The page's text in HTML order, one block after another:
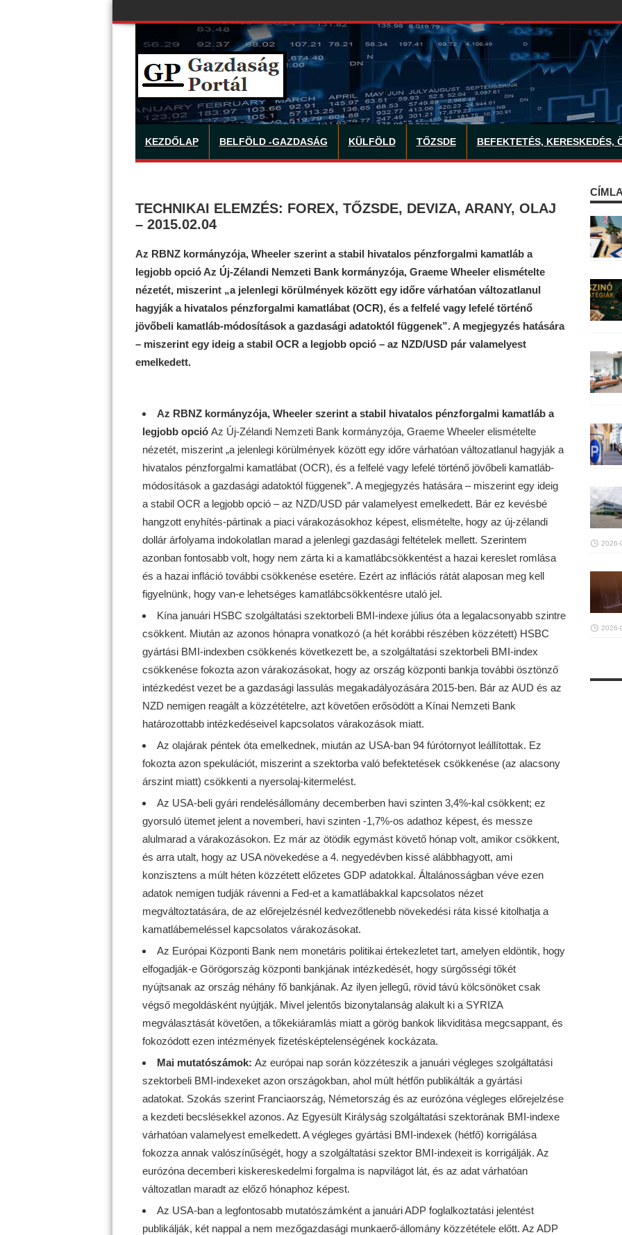
KEZDŐLAP BELFÖLD -GAZDASÁG KÜLFÖLD TŐZSDE BEFEKTETÉS, KERESKEDÉS,
TECHNIKAI ELEMZÉS: FOREX, TŐZSDE, DEVIZA, ARANY, OLAJ
– 2015.02.04
Az RBNZ kormányzója, Wheeler szerint a stabil hivatalos pénzforgalmi kamatláb a
legjobb opció Az Új-Zélandi Nemzeti Bank kormányzója, Graeme Wheeler elismételte
nézetét, miszerint „a jelenlegi körülmények között egy időre várhatóan változatlanul
hagyják a hivatalos pénzforgalmi kamatlábat (OCR), és a felfelé vagy lefelé történő
jövőbeli kamatláb-módosítások a gazdasági adatoktól függenek”. A megjegyzés hatására
– miszerint egy ideig a stabil OCR a legjobb opció – az NZD/USD pár valamelyest
emelkedett.
Az RBNZ kormányzója, Wheeler szerint a stabil hivatalos pénzforgalmi kamatláb a
legjobb opció Az Új-Zélandi Nemzeti Bank kormányzója, Graeme Wheeler elismételte
nézetét, miszerint „a jelenlegi körülmények között egy időre várhatóan változatlanul hagyják a
hivatalos pénzforgalmi kamatlábat (OCR), és a felfelé vagy lefelé történő jövőbeli kamatláb-
módosítások a gazdasági adatoktól függenek”. A megjegyzés hatására – miszerint egy ideig
a stabil OCR a legjobb opció – az NZD/USD pár valamelyest emelkedett. Bár ez kevésbé
hangzott enyhítés-pártinak a piaci várakozásokhoz képest, elismételte, hogy az új-zélandi
dollár árfolyama indokolatlan marad a jelenlegi gazdasági feltételek mellett. Szerintem
azonban fontosabb volt, hogy nem zárta ki a kamatlábcsökkentést a hazai kereslet romlása
és a hazai infláció további csökkenése esetére. Ezért az inflációs rátát alaposan meg kell
figyelnünk, hogy van-e lehetséges kamatlábcsökkentésre utaló jel.
Kína januári HSBC szolgáltatási szektorbeli BMI-indexe július óta a legalacsonyabb szintre
csökkent. Miután az azonos hónapra vonatkozó (a hét korábbi részében közzétett) HSBC
gyártási BMI-indexben csökkenés következett be, a szolgáltatási szektorbeli BMI-index
csökkenése fokozta azon várakozásokat, hogy az ország központi bankja további ösztönző
intézkedést vezet be a gazdasági lassulás megakadályozására 2015-ben. Bár az AUD és az
NZD nemigen reagált a közzétételre, azt követően erősödött a Kínai Nemzeti Bank
határozottabb intézkedéseivel kapcsolatos várakozások miatt.
Az olajárak péntek óta emelkednek, miután az USA-ban 94 fúrótornyot leállítottak. Ez
fokozta azon spekulációt, miszerint a szektorba való befektetések csökkenése (az alacsony
árszint miatt) csökkenti a nyersolaj-kitermelést.
Az USA-beli gyári rendelésállomány decemberben havi szinten 3,4%-kal csökkent; ez
gyorsuló ütemet jelent a novemberi, havi szinten -1,7%-os adathoz képest, és messze
alulmarad a várakozásokon. Ez már az ötödik egymást követő hónap volt, amikor csökkent,
és arra utalt, hogy az USA növekedése a 4. negyedévben kissé alábbhagyott, ami
konzisztens a múlt héten közzétett előzetes GDP adatokkal. Általánosságban véve ezen
adatok nemigen tudják rávenni a Fed-et a kamatlábakkal kapcsolatos nézet
megváltoztatására, de az előrejelzésnél kedvezőtlenebb növekedési ráta kissé kitolhatja a
kamatlábemeléssel kapcsolatos várakozásokat.
Az Európai Központi Bank nem monetáris politikai értekezletet tart, amelyen eldöntik, hogy
elfogadják-e Görögország központi bankjának intézkedését, hogy sürgősségi tőkét
nyújtsanak az ország néhány fő bankjának. Az ilyen jellegű, rövid távú kölcsönöket csak
végső megoldásként nyújtják. Mivel jelentős bizonytalanság alakult ki a SYRIZA
megválasztását követően, a tőkekiáramlás miatt a görög bankok likviditása megcsappant, és
fokozódott ezen intézmények fizetésképtelenségének kockázata.
Mai mutatószámok: Az európai nap során közzéteszik a januári végleges szolgáltatási
szektorbeli BMI-indexeket azon országokban, ahol múlt hétfőn publikálták a gyártási
adatokat. Szokás szerint Franciaország, Németország és az eurózóna végleges előrejelzése
a kezdeti becslésekkel azonos. Az Egyesült Királyság szolgáltatási szektorának BMI-indexe
várhatóan valamelyest emelkedett. A végleges gyártási BMI-indexek (hétfő) korrigálása
fokozza annak valószínűségét, hogy a szolgáltatási szektor BMI-indexeit is korrigálják. Az
eurózóna decemberi kiskereskedelmi forgalma is napvilágot lát, és az adat várhatóan
változatlan maradt az előző hónaphoz képest.
Az USA-ban a legfontosabb mutatószámként a januári ADP foglalkoztatási jelentést
publikálják, két nappal a nem mezőgazdasági munkaerő-állomány közzététele előtt. Az ADP
2026-
2026-